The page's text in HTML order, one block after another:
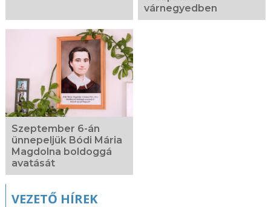
várnegyedben
Szeptember 6-án
ünnepeljük Bódi Mária
Magdolna boldoggá
avatását
VEZETŐ HÍREK